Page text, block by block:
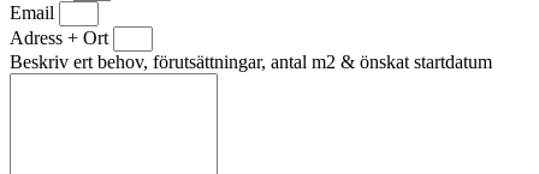
Email
Adress + Ort
Beskriv ert behov, förutsättningar, antal m2 & önskat startdatum